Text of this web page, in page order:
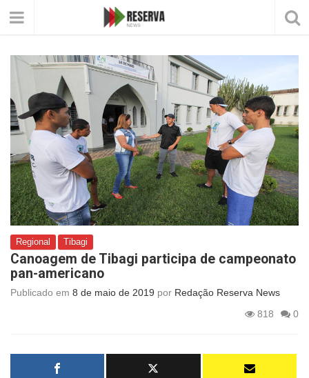
Regional Tibagi
Canoagem de Tibagi participa de campeonato
pan-americano
Publicado em 8 de maio de 2019 por Redação Reserva News
818
0